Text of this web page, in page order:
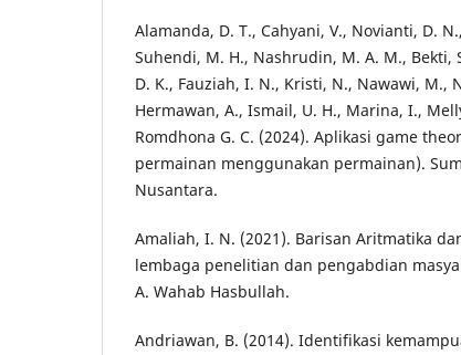
Alamanda, D. T., Cahyani, V., Novianti, D.
Suhendi, M. H., Nashrudin, M. A. M., Bekti,
D. K., Fauziah, I. N., Kristi, N., Nawawi, M.,
Hermawan, A., Ismail, U. H., Marina, I.,
Romdhona G. C. (2024). Aplikasi game
permainan menggunakan permainan).
Nusantara.
Amaliah, I. N. (2021). Barisan Aritmatika
lembaga penelitian dan pengabdian
A. Wahab Hasbullah.
Andriawan, B. (2014). Identifikasi